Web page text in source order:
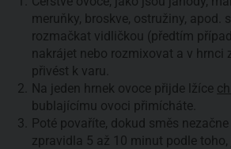
meruňky, broskve, ostružiny, apod.
rozmačkat vidličkou (předtím
nakrájet nebo rozmixovat a v hrnci
přivést k varu.
Na jeden hrnek ovoce přijde lžíce
bublajícímu ovoci přimícháte.
Poté povaříte, dokud směs
zpravidla 5 až 10 minut podle